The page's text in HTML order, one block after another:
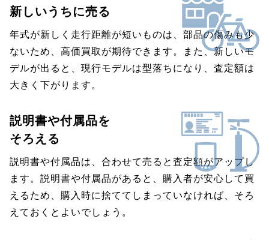
新しいうちに売る
年式が新しく走行距離が短いものは、部品の傷みも少
ないため、高価買取が期待できます。また、新しいモ
デルが出ると、現行モデルは型落ちになり、査定額は
大きく下がります。
説明書や付属品を
そろえる
説明書や付属品は、合わせて売ると査定額がアップし
ます。説明書や付属品があると、購入者が安心して買
えるため、購入時に捨ててしまっていなければ、そろ
えておくとよいでしょう。